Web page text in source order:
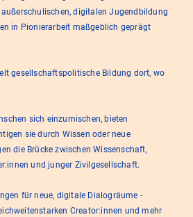
außerschulischen, digitalen Jugendbildung
in Pionierarbeit maßgeblich geprägt
gesellschaftspolitische Bildung dort, wo
sich einzumischen, bieten
sie durch Wissen oder neue
die Brücke zwischen Wissenschaft,
und junger Zivilgesellschaft.
für neue, digitale Dialogräume -
Creator:innen und mehr